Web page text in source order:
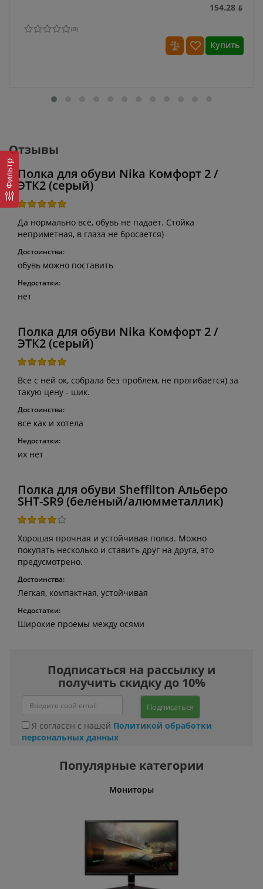
Фильтр
154.28 ƃ
(0)
Купить
Отзывы
Полка для обуви Nika Комфорт 2 /
ЭТК2 (серый)
Да нормально всё, обувь не падает. Стойка
неприметная, в глаза не бросается)
Достоинства:
обувь можно поставить
Недостатки:
нет
Полка для обуви Nika Комфорт 2 /
ЭТК2 (серый)
Все с ней ок, собрала без проблем, не прогибается) за
такую цену - шик.
Достоинства:
все как и хотела
Недостатки:
их нет
Полка для обуви Sheffilton Альберо
SHT-SR9 (беленый/алюмметаллик)
Хорошая прочная и устойчивая полка. Можно
покупать несколько и ставить друг на друга, это
предусмотрено.
Достоинства:
Легкая, компактная, устойчивая
Недостатки:
Широкие проемы между осями
Подписаться на рассылку и
получить скидку до 10%
Подписаться
Я согласен с нашей Политикой обработки
персональных данных
Популярные категории
Мониторы